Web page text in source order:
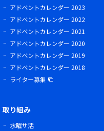
アドベントカレンダー 2023
アドベントカレンダー 2022
アドベントカレンダー 2021
アドベントカレンダー 2020
アドベントカレンダー 2019
アドベントカレンダー 2018
ライター募集
取り組み
水曜サ活